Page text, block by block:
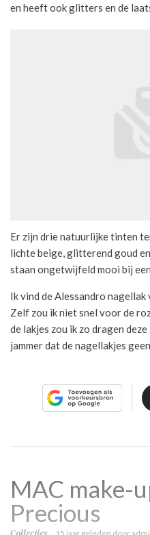
en heeft ook glitters en de
Er zijn drie natuurlijke tinten
lichte beige, glitterend goud
staan ongetwijfeld mooi bij
Ik vind de Alessandro
Zelf zou ik niet snel voor de
de lakjes zou ik zo dragen
jammer dat de nagellakjes
MAC make-
Precious
15 jaar geleden door